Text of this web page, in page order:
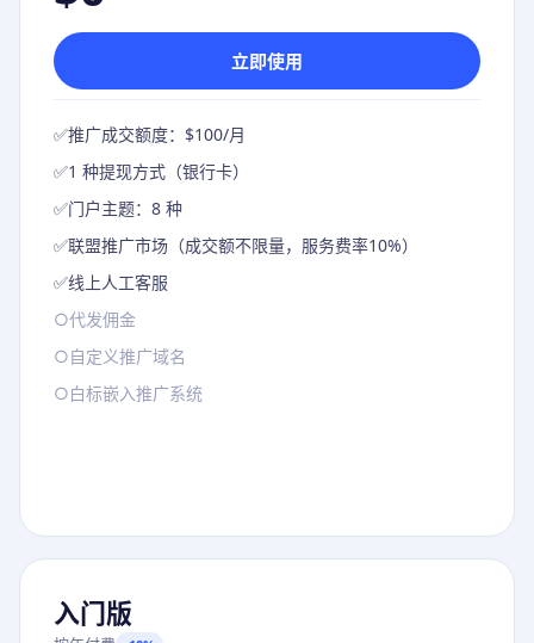
立即使用
✅推广成交额度：$100/月
✅1 种提现方式（银行卡）
✅门户主题：8 种
✅联盟推广市场（成交额不限量，服务费率10%）
✅线上人工客服
○代发佣金
○自定义推广域名
○白标嵌入推广系统
入门版